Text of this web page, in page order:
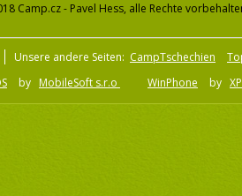
Camp.cz - Pavel Hess, alle Rechte
Unsere andere Seiten: CampTschechien
by MobileSoft s.r.o WinPhone by